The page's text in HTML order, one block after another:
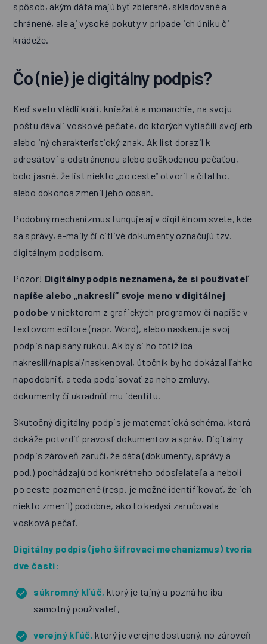
spôsob, akým dáta majú byť zbierané, skladované a
chránené, ale aj vysoké pokuty v prípade ich úniku či
krádeže.
Čo (nie) je digitálny podpis?
Keď svetu vládli králi, kniežatá a monarchie, na svoju
poštu dávali voskové pečate, do ktorých vytlačili svoj erb
alebo iný charakteristický znak. Ak list dorazil k
adresátovi s odstránenou alebo poškodenou pečaťou,
bolo jasné, že list niekto „po ceste“ otvoril a čítal ho,
alebo dokonca zmenil jeho obsah.
Podobný mechanizmus funguje aj v digitálnom svete, kde
sa správy, e-maily či citlivé dokumenty označujú tzv.
digitálnym podpisom.
Pozor! Digitálny podpis neznamená, že si používateľ
napíše alebo „nakreslí“ svoje meno v digitálnej
podobe v niektorom z grafických programov či napíše v
textovom editore (napr. Word), alebo naskenuje svoj
podpis napísaný rukou. Ak by si ho totiž iba
nakreslil/napísal/naskenoval, útočník by ho dokázal ľahko
napodobniť, a teda podpisovať za neho zmluvy,
dokumenty či ukradnúť mu identitu.
Skutočný digitálny podpis je matematická schéma, ktorá
dokáže potvrdiť pravosť dokumentov a správ. Digitálny
podpis zároveň zaručí, že dáta (dokumenty, správy a
pod.) pochádzajú od konkrétneho odosielateľa a neboli
po ceste pozmenené (resp. je možné identifikovať, že ich
niekto zmenil) podobne, ako to kedysi zaručovala
vosková pečať.
Digitálny podpis (jeho šifrovací mechanizmus) tvoria
dve časti:
súkromný kľúč, ktorý je tajný a pozná ho iba
samotný používateľ,
verejný kľúč, ktorý je verejne dostupný, no zároveň